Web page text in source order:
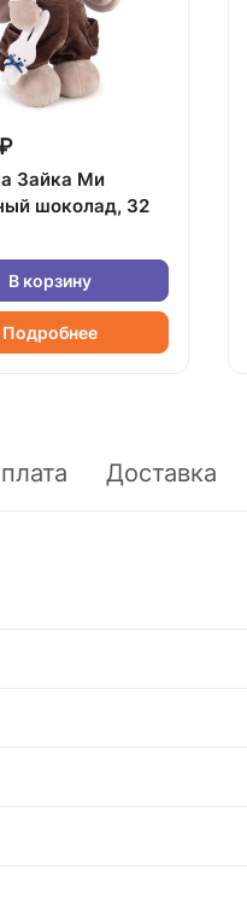
Зайка Ми
шоколад, 32
В корзину
Подробнее
Доставка